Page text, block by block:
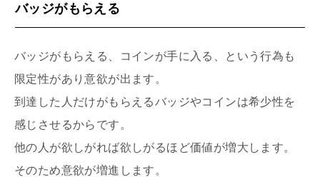
バッジがもらえる
バッジがもらえる、コインが手に入る、という行為も
限定性があり意欲が出ます。
到達した人だけがもらえるバッジやコインは希少性を
感じさせるからです。
他の人が欲しがれば欲しがるほど価値が増大します。
そのため意欲が増進します。